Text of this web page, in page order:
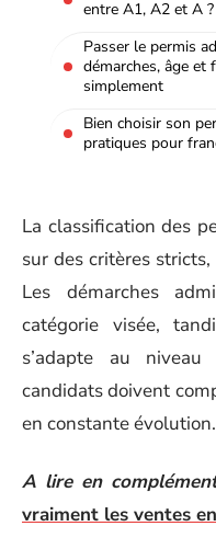
entre A1, A2 et A ?
Passer le permis
démarches, âge et
simplement
Bien choisir son
pratiques pour
La classification des
sur des critères
Les démarches
catégorie visée,
s’adapte au
candidats doivent
en constante évolution.
A lire en
vraiment les ventes